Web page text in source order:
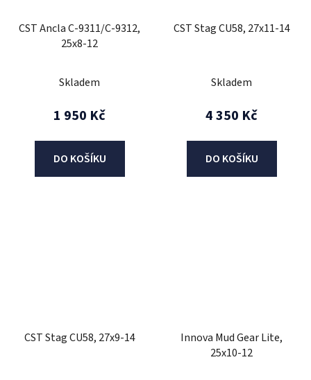
CST Ancla C-9311/C-9312,
25x8-12
Skladem
1 950 Kč
DO KOŠÍKU
CST Stag CU58, 27x11-14
Skladem
4 350 Kč
DO KOŠÍKU
CST Stag CU58, 27x9-14
Innova Mud Gear Lite,
25x10-12